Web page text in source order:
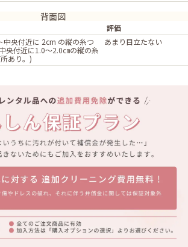
背面図
評価
中央付近に 2cm の縦の糸つ
央付近に1.0～2.0㎝の縦の糸
あり。)
あまり目立たない